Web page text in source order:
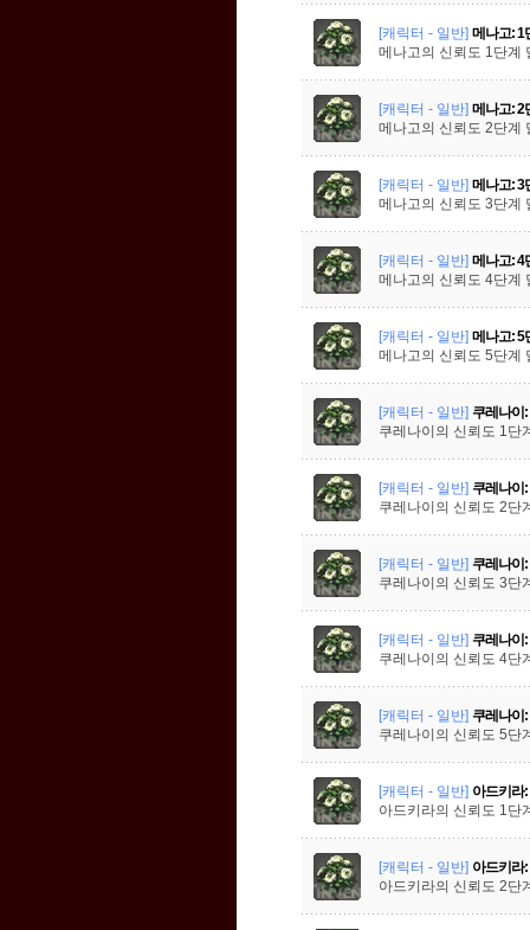
[캐릭터 - 일반] 메나고: 1
메나고의 신뢰도 1단계
[캐릭터 - 일반] 메나고: 2
메나고의 신뢰도 2단계
[캐릭터 - 일반] 메나고: 3
메나고의 신뢰도 3단계
[캐릭터 - 일반] 메나고: 4
메나고의 신뢰도 4단계
[캐릭터 - 일반] 메나고: 5
메나고의 신뢰도 5단계
[캐릭터 - 일반] 쿠레나이
쿠레나이의 신뢰도 1단
[캐릭터 - 일반] 쿠레나이
쿠레나이의 신뢰도 2단
[캐릭터 - 일반] 쿠레나이
쿠레나이의 신뢰도 3단
[캐릭터 - 일반] 쿠레나이
쿠레나이의 신뢰도 4단
[캐릭터 - 일반] 쿠레나이
쿠레나이의 신뢰도 5단
[캐릭터 - 일반] 아드키라
아드키라의 신뢰도 1단
[캐릭터 - 일반] 아드키라
아드키라의 신뢰도 2단